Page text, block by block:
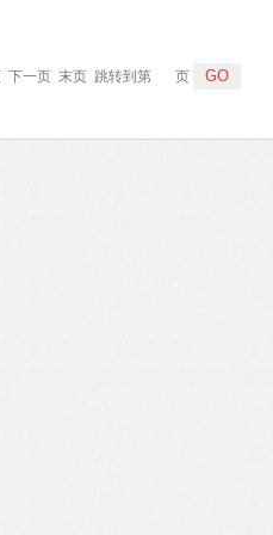
下一页 末页 跳转到第 页